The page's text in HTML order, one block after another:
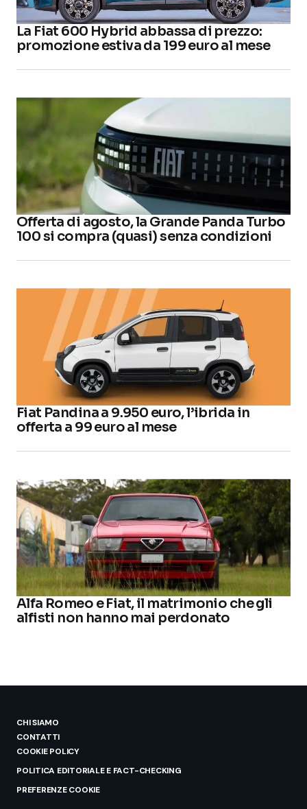
La Fiat 600 Hybrid abbassa di prezzo:
promozione estiva da 199 euro al mese
Offerta di agosto, la Grande Panda Turbo
100 si compra (quasi) senza condizioni
Fiat Pandina a 9.950 euro, l’ibrida in
offerta a 99 euro al mese
Alfa Romeo e Fiat, il matrimonio che gli
alfisti non hanno mai perdonato
CHI SIAMO
CONTATTI
COOKIE POLICY
POLITICA EDITORIALE E FACT-CHECKING
PREFERENZE COOKIE